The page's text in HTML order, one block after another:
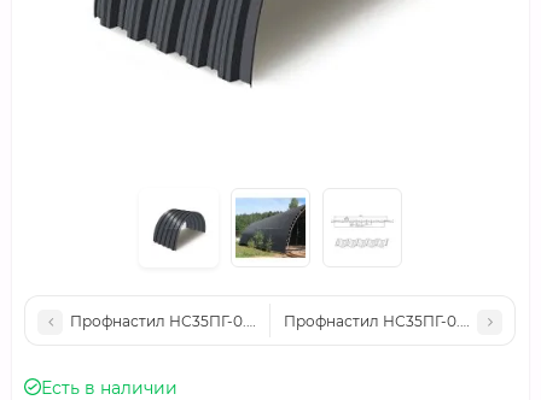
Профнастил НС35ПГ-0.45, Ширина-1000, Полиэстер RAL7024
Профнастил НС35ПГ-0.7,
Есть в наличии